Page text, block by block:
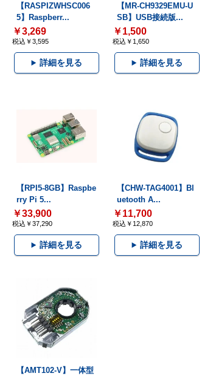
【RASPIZWHSC006
5】Raspberr...
￥3,269
税込￥3,595
詳細を見る
【MR-CH9329EMU-U
SB】USB接続版...
￥1,500
税込￥1,650
詳細を見る
【RPI5-8GB】Raspbe
rry Pi 5...
￥33,900
税込￥37,290
詳細を見る
【CHW-TAG4001】Bl
uetooth A...
￥11,700
税込￥12,870
詳細を見る
【AMT102-V】一体型